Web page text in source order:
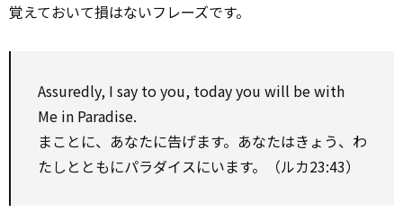
覚えておいて損はないフレーズです。
Assuredly, I say toyou, today you will bewith
Me in Paradise.
まことに、あなたに告げます。あなたはきょう、わ
たしとともにパラダイスにいます。（ルカ23:43）